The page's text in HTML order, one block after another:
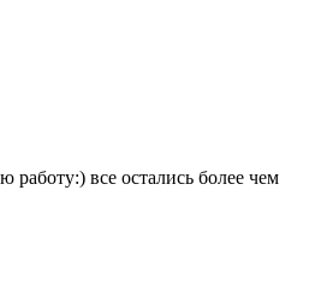
работу:) все остались более чем